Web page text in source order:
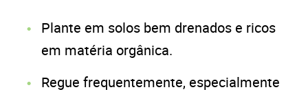
Plante em solos bem drenados e ricos
em matéria orgânica.
Regue frequentemente, especialmente